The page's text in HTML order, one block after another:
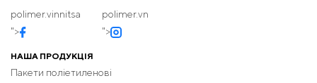
Оптимальні ціни
polimer.vinnitsa
">
polimer.vn
">
НАША ПРОДУКЦІЯ
Пакети поліетиленові